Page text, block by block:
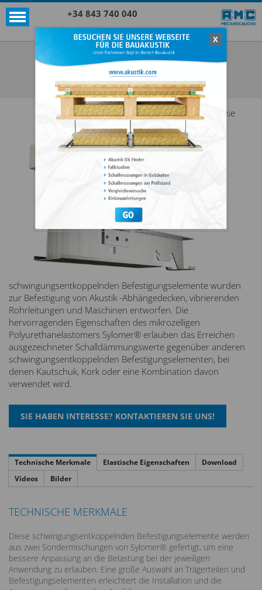
+34 843 740 040
X
Akustik + Sylomer®
AKUSTIK GROSS 3 + SYLOMER®
ALLE ANZEIGEN AKUSTIK + SYLOMER®
Diese
schwingungsentkoppelnden Befestigungselemente wurden
zur Befestigung von Akustik -Abhängedecken, vibrierenden
Rohrleitungen und Maschinen entworfen. Die
hervorragenden Eigenschaften des mikrozelligen
Polyurethanelastomers Sylomer® erlauben das Erreichen
ausgezeichneter Schalldämmungswerte gegenüber anderen
schwingungsentkoppelnden Befestigungselementen, bei
denen Kautschuk, Kork oder eine Kombination davon
verwendet wird.
Technische Merkmale Elastische Eigenschaften
Download
Videos
Bilder
TECHNISCHE MERKMALE
Diese schwingungsentkoppelnden Befestigungselemente werden
aus zwei Sondermischungen von Sylomer® gefertigt, um eine
bessere Anpassung an die Belastung bei der jeweiligen
Anwendung zu erlauben. Eine große Auswahl an Trägerteilen und
Befestigungselementen erleichtert die Installation und die